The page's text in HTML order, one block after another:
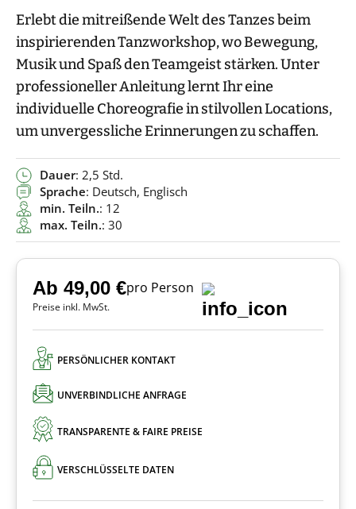
Erlebt die mitreißende Welt des Tanzes beim
inspirierenden Tanzworkshop, wo Bewegung,
Musik und Spaß den Teamgeist stärken. Unter
professioneller Anleitung lernt Ihr eine
individuelle Choreografie in stilvollen Locations,
um unvergessliche Erinnerungen zu schaffen.
Dauer: 2,5 Std.
Sprache: Deutsch, Englisch
min. Teiln.: 12
max. Teiln.: 30
Ab 49,00 €pro Person
Preise inkl. MwSt.
PERSÖNLICHER KONTAKT
UNVERBINDLICHE ANFRAGE
TRANSPARENTE & FAIRE PREISE
VERSCHLÜSSELTE DATEN